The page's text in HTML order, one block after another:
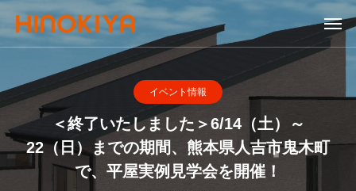
イベント情報
＜終了いたしました＞6/14（土）～
22（日）までの期間、熊本県人吉市鬼木町
で、平屋実例見学会を開催！